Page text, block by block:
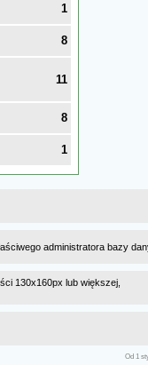
1
8
11
8
1
administratora bazy
130x160px lub większej,
Od 1